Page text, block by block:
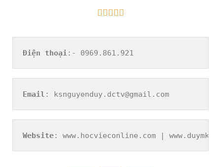
    
Điện thoại :- 0969.861.921
Email : ksnguyenduy.dctv@gmail.com
Website: www.hocvieconline.com |